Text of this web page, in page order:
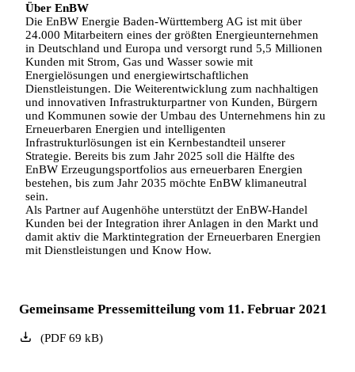
Über EnBW
Die EnBW Energie Baden-Württemberg AG ist mit über
24.000 Mitarbeitern eines der größten Energieunternehmen
in Deutschland und Europa und versorgt rund 5,5 Millionen
Kunden mit Strom, Gas und Wasser sowie mit
Energielösungen und energiewirtschaftlichen
Dienstleistungen. Die Weiterentwicklung zum nachhaltigen
und innovativen Infrastrukturpartner von Kunden, Bürgern
und Kommunen sowie der Umbau des Unternehmens hin zu
Erneuerbaren Energien und intelligenten
Infrastrukturlösungen ist ein Kernbestandteil unserer
Strategie. Bereits bis zum Jahr 2025 soll die Hälfte des
EnBW Erzeugungsportfolios aus erneuerbaren Energien
bestehen, bis zum Jahr 2035 möchte EnBW klimaneutral
sein.
Als Partner auf Augenhöhe unterstützt der EnBW-Handel
Kunden bei der Integration ihrer Anlagen in den Markt und
damit aktiv die Marktintegration der Erneuerbaren Energien
mit Dienstleistungen und Know How.
Gemeinsame Pressemitteilung vom 11. Februar 2021
(PDF69 kB)